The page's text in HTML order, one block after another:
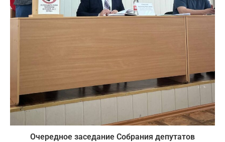
Очередное заседание Собрания депутатов